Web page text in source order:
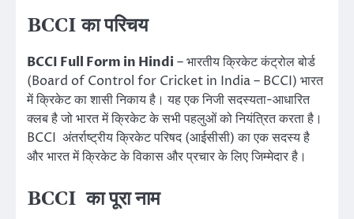
BCCI का परिचय
BCCI Full Form in Hindi – भारतीय क्रिकेट कंट्रोल बोर्ड
(Board of Control for Cricket in India – BCCI) भारत
में क्रिकेट का शासी निकाय है। यह एक निजी सदस्यता-आधारित
क्लब है जो भारत में क्रिकेट के सभी पहलुओं को नियंत्रित करता है।
BCCI अंतर्राष्ट्रीय क्रिकेट परिषद (आईसीसी) का एक सदस्य है
और भारत में क्रिकेट के विकास और प्रचार के लिए जिम्मेदार है।
BCCI का पूरा नाम